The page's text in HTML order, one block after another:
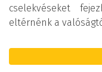
cselekvéseket
eltérnénk a